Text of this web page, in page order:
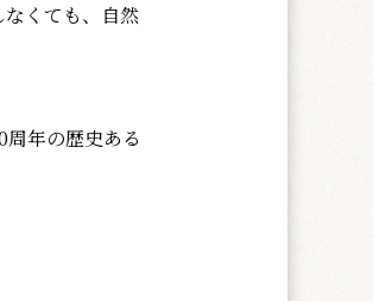
くても、自然
年の歴史ある